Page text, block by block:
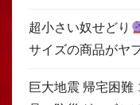
超小さい奴せどり
サイズの商品がヤ
巨大地震 帰宅困難